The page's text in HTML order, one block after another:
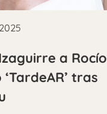
a Rocío
tras